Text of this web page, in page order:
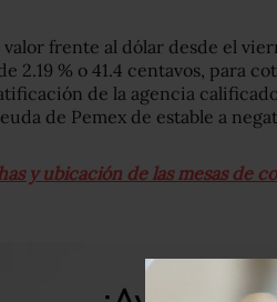
frente al dólar desde el
2.19 % o 41.4 centavos, para
de la agencia
de Pemex de estable a
y ubicación de las mesas de